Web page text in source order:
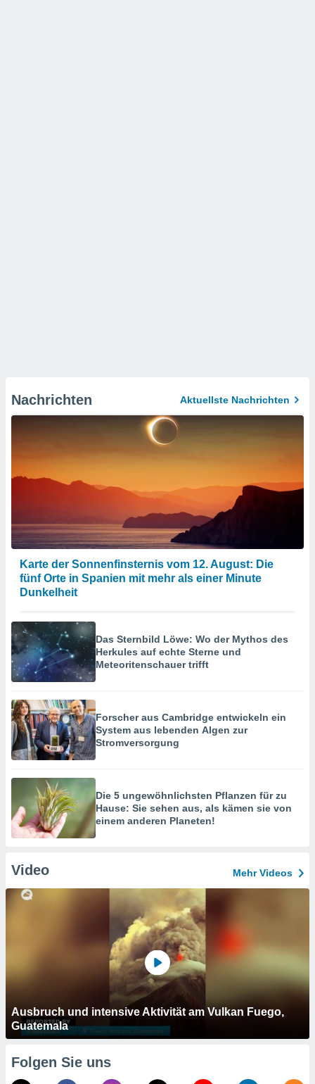
Nachrichten Aktuellste Nachrichten
Karte der Sonnenfinsternis vom 12. August: Die
fünf Orte in Spanien mit mehr als einer Minute
Dunkelheit
Das Sternbild Löwe: Wo der Mythos des
Herkules auf echte Sterne und
Meteoritenschauer trifft
Forscher aus Cambridge entwickeln ein
System aus lebenden Algen zur
Stromversorgung
Die 5 ungewöhnlichsten Pflanzen für zu
Hause: Sie sehen aus, als kämen sie von
einem anderen Planeten!
Video Mehr Videos
Ausbruch und intensive Aktivität am Vulkan Fuego,
Guatemala
Folgen Sie uns